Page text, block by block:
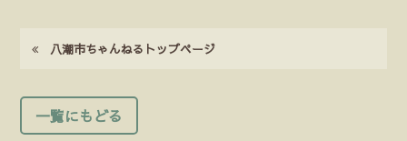
八潮市ちゃんねるトップページ
一覧にもどる